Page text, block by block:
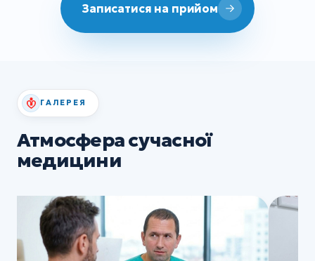
Записатися на прийом
ГАЛЕРЕЯ
Атмосфера сучасної
медицини